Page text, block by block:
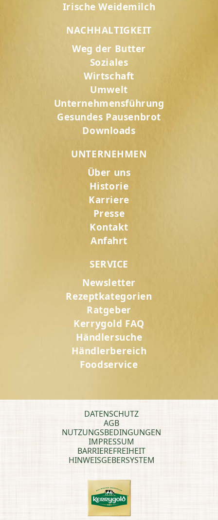
Irische Weidemilch
NACHHALTIGKEIT
Weg der Butter
Soziales
Wirtschaft
Umwelt
Unternehmensführung
Gesundes Pausenbrot
Downloads
UNTERNEHMEN
Über uns
Historie
Karriere
Presse
Kontakt
Anfahrt
SERVICE
Newsletter
Rezeptkategorien
Ratgeber
Kerrygold FAQ
Händlersuche
Händlerbereich
Foodservice
DATENSCHUTZ
AGB
NUTZUNGSBEDINGUNGEN
IMPRESSUM
BARRIEREFREIHEIT
HINWEISGEBERSYSTEM